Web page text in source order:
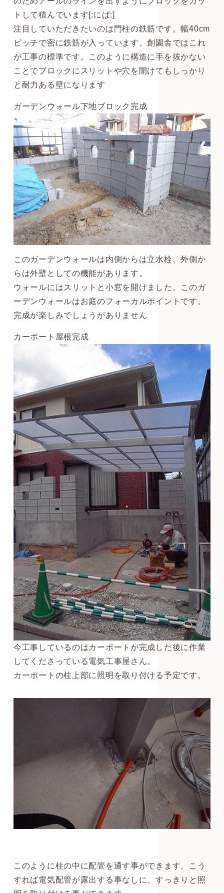
トして積んでいます[:にぱ:]
注目していただきたいのは門柱の鉄筋です。幅40cm
ピッチで密に鉄筋が入っています。創園舎ではこれ
が工事の標準です。このように構造に手を抜かない
ことでブロックにスリットや穴を開けてもしっかり
と耐力ある壁になります
ガーデンウォール下地ブロック完成
このガーデンウォールは内側からは立水栓、外側か
らは外壁としての機能があります。
ウォールにはスリットと小窓を開けました。このガ
ーデンウォールはお庭のフォーカルポイントです。
完成が楽しみでしょうがありません
カーポート屋根完成
今工事しているのはカーポートが完成した後に作業
してくださっている電気工事屋さん。
カーポートの柱上部に照明を取り付ける予定です。
このように柱の中に配管を通す事ができます。こう
すれば電気配管が露出する事なしに、すっきりと照